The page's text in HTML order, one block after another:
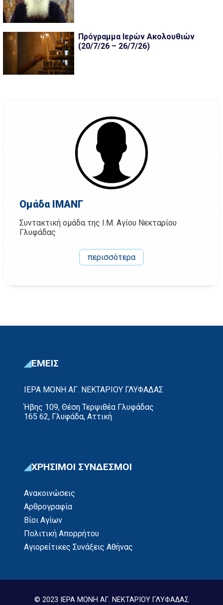
Πρόγραμμα Ιερών Ακολουθιών
(20/7/26 – 26/7/26)
Ομάδα ΙΜΑΝΓ
Συντακτική ομάδα της Ι.Μ. Αγίου Νεκταρίου
Γλυφάδας
περισσότερα
ΕΜΕΙΣ
ΙΕΡΑ ΜΟΝΗ ΑΓ. ΝΕΚΤΑΡΙΟΥ ΓΛΥΦΑΔΑΣ
Ήβης 109, Θέση Τερψιθέα Γλυφάδας
165 62, Γλυφάδα, Αττική
ΧΡΗΣΙΜΟΙ ΣΥΝΔΕΣΜΟΙ
Ανακοινώσεις
Αρθρογραφία
Βίοι Αγίων
Πολιτική Απορρήτου
Αγιορείτικες Συνάξεις Αθήνας
© 2023 ΙΕΡΑ ΜΟΝΗ ΑΓ. ΝΕΚΤΑΡΙΟΥ ΓΛΥΦΑΔΑΣ